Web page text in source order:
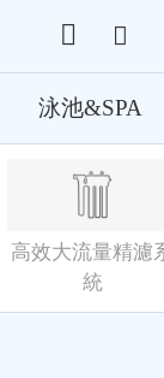
泳池&SPA
高效大流量精濾
統